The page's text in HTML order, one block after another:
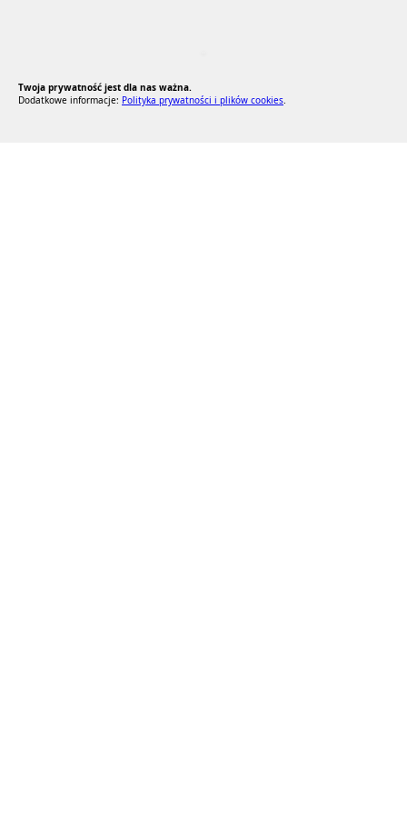
Twoja prywatność jest dla nas ważna.
Dodatkowe informacje: Polityka prywatności i plików cookies.